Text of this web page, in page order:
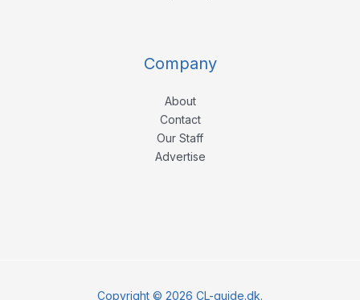
Company
About
Contact
Our Staff
Advertise
Copyright © 2026 CL-guide.dk.